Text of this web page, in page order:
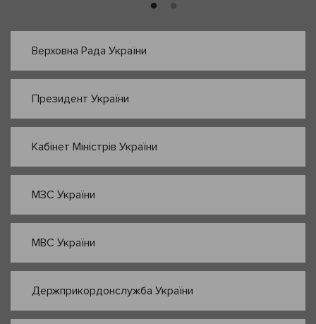
Верховна Рада України
Президент України
Кабінет Міністрів України
МЗС України
МВС України
Держприкордонслужба України